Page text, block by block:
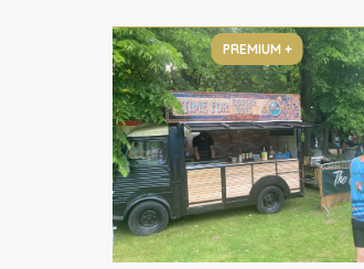
PREMIUM +